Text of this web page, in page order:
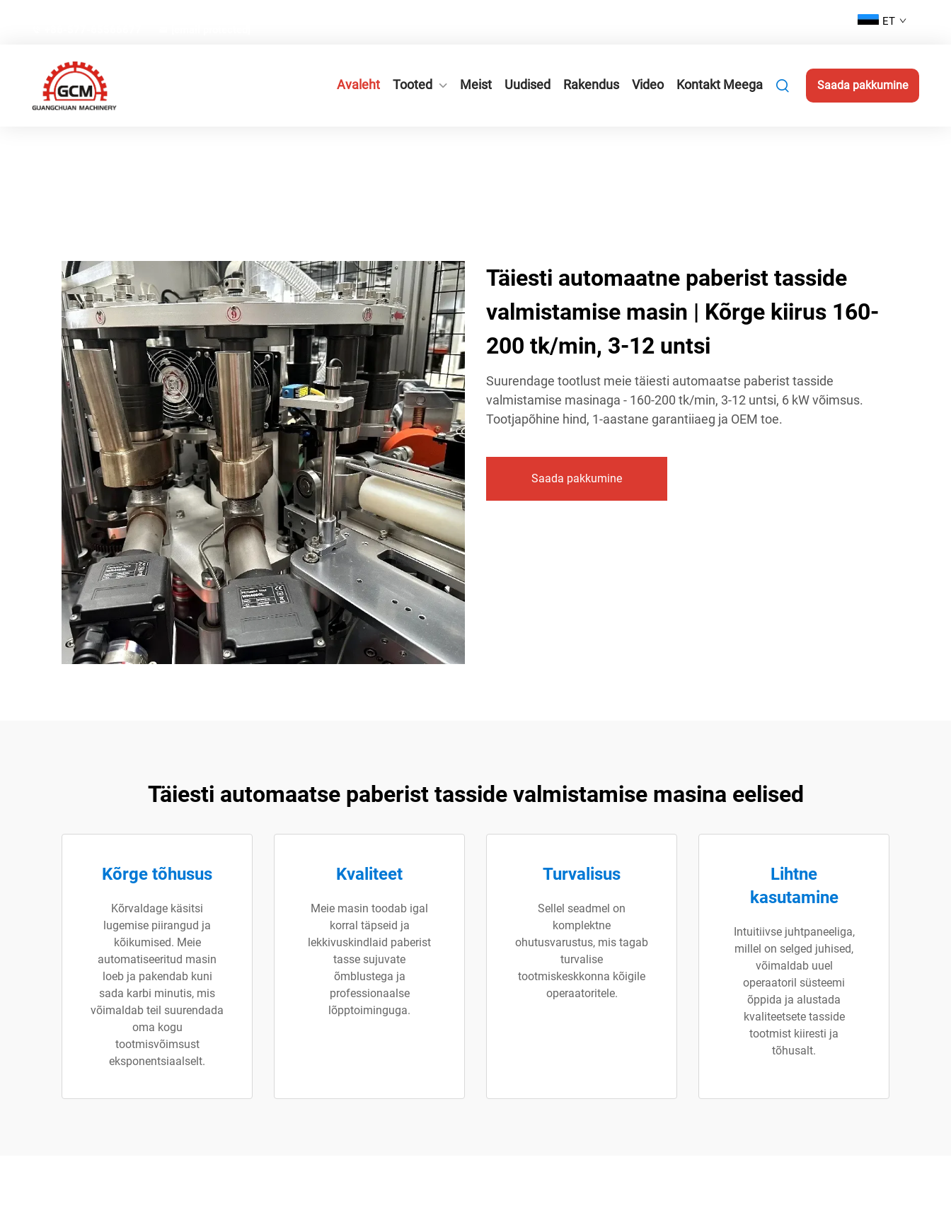
ET
Avaleht Tooted Meist Uudised Rakendus Video Kontakt Meega Saada pakkumine
Täiesti automaatne paberist tasside
valmistamise masin | Kõrge kiirus 160-
200 tk/min, 3-12 untsi
Suurendage tootlust meie täiesti automaatse paberist tasside
valmistamise masinaga - 160-200 tk/min, 3-12 untsi, 6 kW võimsus.
Tootjapõhine hind, 1-aastane garantiiaeg ja OEM toe.​
Saada pakkumine
Täiesti automaatse paberist tasside valmistamise masina eelised
Kõrge tõhusus
Kõrvaldage käsitsi
lugemise piirangud ja
kõikumised. Meie
automatiseeritud masin
loeb ja pakendab kuni
sada karbi minutis, mis
võimaldab teil suurendada
oma kogu
tootmisvõimsust
eksponentsiaalselt.
Kvaliteet
Meie masin toodab igal
korral täpseid ja
lekkivuskindlaid paberist
tasse sujuvate
õmblustega ja
professionaalse
lõpptoiminguga.
Turvalisus
Sellel seadmel on
komplektne
ohutusvarustus, mis tagab
turvalise
tootmiskeskkonna kõigile
operaatoritele.
Lihtne
kasutamine
Intuitiivse juhtpaneeliga,
millel on selged juhised,
võimaldab uuel
operaatoril süsteemi
õppida ja alustada
kvaliteetsete tasside
tootmist kiiresti ja
tõhusalt.